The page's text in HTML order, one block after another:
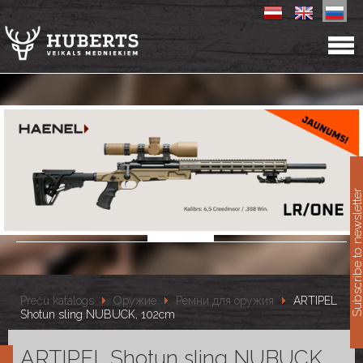
Preču katalogs Оружие Ремни для оружия
ARTIPEL
Shotun sling NUBUCK, 102cm
ARTIPEL Shotun sling NUBUCK,
Subscribe